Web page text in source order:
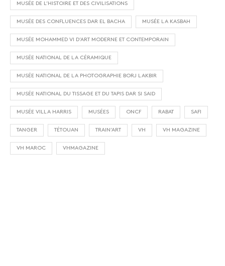
MUSÉE DE L’HISTOIRE ET DES CIVILISATIONS
MUSÉE DES CONFLUENCES DAR EL BACHA MUSÉE LA KASBAH
MUSÉE MOHAMMED VI D’ART MODERNE ET CONTEMPORAIN
MUSÉE NATIONAL DE LA CÉRAMIQUE
MUSÉE NATIONAL DE LA PHOTOGRAPHIE BORJ LAKBIR
MUSÉE NATIONAL DU TISSAGE ET DU TAPIS DAR SI SAID
MUSÉE VILLA HARRIS MUSÉES ONCF RABAT SAFI
TANGER TÉTOUAN TRAIN’ART VH VH MAGAZINE
VH MAROC VHMAGAZINE